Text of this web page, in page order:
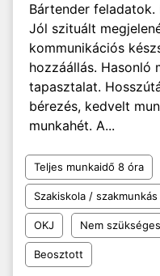
Bártender
Jól szituált
kommunikációs
hozzáállás. Hasonló
tapasztalat.
bérezés, kedvelt
munkahét. A...
Teljes munkaidő 8 óra
Szakiskola /
OKJ Nem
Beosztott